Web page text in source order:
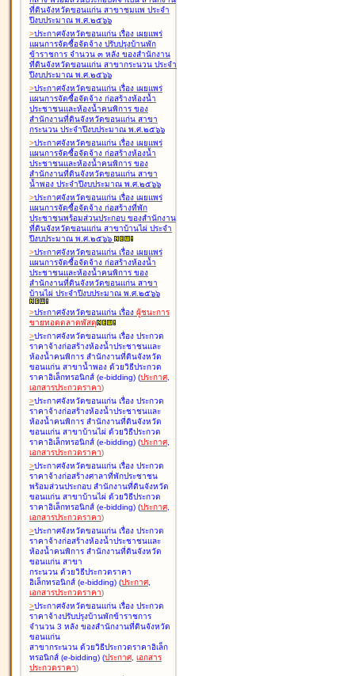
ที่ดินจังหวัดขอนแก่น สาขาชุมแพ ประจำ
ปีงบประมาณ พ.ศ.๒๕๖๖
>ประกาศจังหวัดขอนแก่น เรื่อง เผยแพร่
แผนการจัดซื้อจัดจ้าง ปรับปรุงบ้านพัก
ข้าราชการ จำนวน ๓ หลัง ของสำนักงาน
ที่ดินจังหวัดขอนแก่น สาขากระนวน ประจำ
ปีงบประมาณ พ.ศ.๒๕๖๖
>ประกาศจังหวัดขอนแก่น เรื่อง เผยแพร่
แผนการจัดซื้อจัดจ้าง ก่อสร้างห้องน้ำ
ประชาชนและห้องน้ำคนพิการ ของ
สำนักงานที่ดินจังหวัดขอนแก่น สาขา
กระนวน ประจำปีงบประมาณ พ.ศ.๒๕๖๖
>ประกาศจังหวัดขอนแก่น เรื่อง เผยแพร่
แผนการจัดซื้อจัดจ้าง ก่อสร้างห้องน้ำ
ประชาชนและห้องน้ำคนพิการ ของ
สำนักงานที่ดินจังหวัดขอนแก่น สาขา
น้ำพอง ประจำปีงบประมาณ พ.ศ.๒๕๖๖
>ประกาศจังหวัดขอนแก่น เรื่อง เผยแพร่
แผนการจัดซื้อจัดจ้าง ก่อสร้างที่พัก
ประชาชนพร้อมส่วนประกอบ ของสำนักงาน
ที่ดินจังหวัดขอนแก่น สาขาบ้านไผ่ ประจำ
ปีงบประมาณ พ.ศ.๒๕๖๖
>ประกาศจังหวัดขอนแก่น เรื่อง เผยแพร่
แผนการจัดซื้อจัดจ้าง ก่อสร้างห้องน้ำ
ประชาชนและห้องน้ำคนพิการ ของ
สำนักงานที่ดินจังหวัดขอนแก่น สาขา
บ้านไผ่ ประจำปีงบประมาณ พ.ศ.๒๕๖๖
>ประกาศจังหวัดขอนแก่น เรื่อง ผู้ชนะการ
ขายทอดตลาดพัสดุ
>ประกาศจังหวัดขอนแก่น เรื่อง ประกวด
ราคาจ้างก่อสร้างห้องน้ำประชาชนและ
ห้องน้ำคนพิการ สำนักงานที่ดินจังหวัด
ขอนแก่น สาขาน้ำพอง ด้วยวิธีประกวด
ราคาอิเล็กทรอนิกส์ (e-bidding) (ประกาศ,
เอกสารประกวดราคา)
>ประกาศจังหวัดขอนแก่น เรื่อง ประกวด
ราคาจ้างก่อสร้างห้องน้ำประชาชนและ
ห้องน้ำคนพิการ สำนักงานที่ดินจังหวัด
ขอนแก่น สาขาบ้านไผ่ ด้วยวิธีประกวด
ราคาอิเล็กทรอนิกส์ (e-bidding) (ประกาศ,
เอกสารประกวดราคา)
>ประกาศจังหวัดขอนแก่น เรื่อง ประกวด
ราคาจ้างก่อสร้างศาลาที่พักประชาชน
พร้อมส่วนประกอบ สำนักงานที่ดินจังหวัด
ขอนแก่น สาขาบ้านไผ่ ด้วยวิธีประกวด
ราคาอิเล็กทรอนิกส์ (e-bidding) (ประกาศ,
เอกสารประกวดราคา)
>ประกาศจังหวัดขอนแก่น เรื่อง ประกวด
ราคาจ้างก่อสร้างห้องน้ำประชาชนและ
ห้องน้ำคนพิการ สำนักงานที่ดินจังหวัด
ขอนแก่น สาขา
กระนวน ด้วยวิธีประกวดราคา
อิเล็กทรอนิกส์ (e-bidding) (ประกาศ,
เอกสารประกวดราคา)
>ประกาศจังหวัดขอนแก่น เรื่อง ประกวด
ราคาจ้างปรับปรุงบ้านพักข้าราชการ
จำนวน 3 หลัง ของสำนักงานที่ดินจังหวัด
ขอนแก่น
สาขากระนวน ด้วยวิธีประกวดราคาอิเล็ก
ทรอนิกส์ (e-bidding) (ประกาศ, เอกสาร
ประกวดราคา)